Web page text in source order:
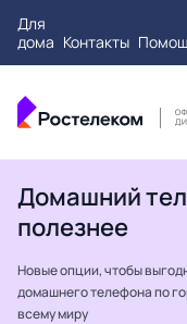
Для
дома Контакты
Домашний
полезнее
Новые опции, чтобы
домашнего телефона по
всему миру